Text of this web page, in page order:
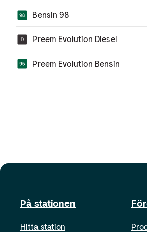
Bensin 98
Preem Evolution Diesel
Preem Evolution Bensin
På stationen
Hitta station